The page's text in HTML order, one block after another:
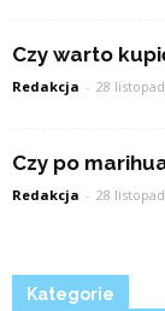
Czy warto
Redakcja - 28
Czy po
Redakcja - 28
Kategorie